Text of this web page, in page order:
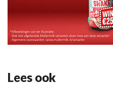
Lees ook